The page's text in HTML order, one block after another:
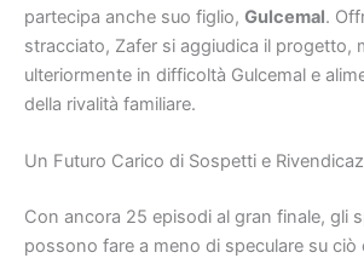
partecipa anche suo figlio, Gulcemal.
stracciato, Zafer si aggiudica il progetto,
ulteriormente in difficoltà Gulcemal e
della rivalità familiare.
Un Futuro Carico di Sospetti e
Con ancora 25 episodi al gran finale, gli
possono fare a meno di speculare su ciò